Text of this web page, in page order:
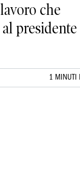
che
presidente
1 MINUTI